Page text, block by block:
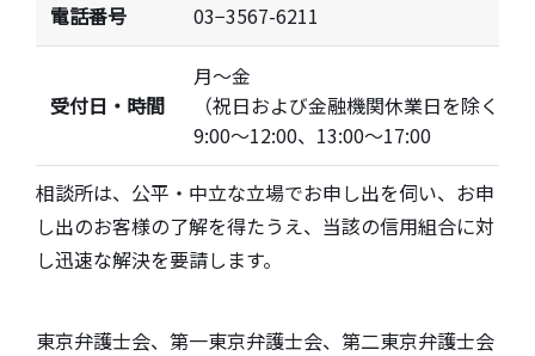
電話番号 03−3567-6211
受付日・時間
月〜金
（祝日および金融機関休業日を除く）
9:00〜12:00、13:00〜17:00
相談所は、公平・中立な立場でお申し出を伺い、お申
し出のお客様の了解を得たうえ、当該の信用組合に対
し迅速な解決を要請します。
東京弁護士会、第一東京弁護士会、第二東京弁護士会